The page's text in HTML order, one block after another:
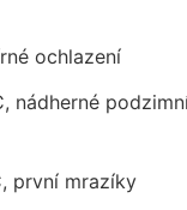
ochlazení
nádherné
první mrazíky